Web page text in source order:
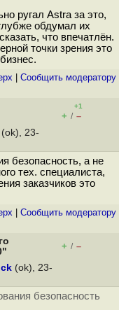
ругал Astra за это,
обдумал их
что впечатлён.
точки зрения это
Cообщить модератору
+1
+ / –
(ok), 23-
безопасность, а не
тех. специалиста,
заказчиков это
Cообщить модератору
+ / –
(ok), 23-
безопасность